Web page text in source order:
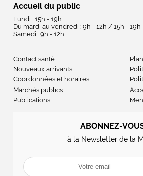
Accueil du public
Lundi : 15h - 19h
Du mardi au vendredi : 9h - 12h / 15h - 19h
Samedi : 9h - 12h
Contact santé
Nouveaux arrivants
Coordonnées et horaires
Marchés publics
Publications
ABONNEZ-
à la Newsletter de la